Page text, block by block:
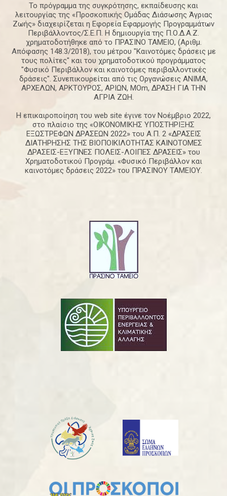
Το πρόγραμμα της συγκρότησης, εκπαίδευσης και
λειτουργίας της «Προσκοπικής Ομάδας Διάσωσης Άγριας
Ζωής» διαχειρίζεται η Εφορεία Εφαρμογής Προγραμμάτων
Περιβάλλοντος/Σ.Ε.Π. Η δημιουργία της Π.Ο.Δ.Α.Ζ.
χρηματοδοτήθηκε από το ΠΡΑΣΙΝΟ ΤΑΜΕΙΟ, (Αριθμ.
Απόφασης 148.3/2018), του μέτρου "Καινοτόμες δράσεις με
τους πολίτες" και του χρηματοδοτικού προγράμματος
"Φυσικό Περιβάλλον και καινοτόμες περιβαλλοντικές
δράσεις". Συνεπικουρείται από τις Οργανώσεις ΑΝΙΜΑ,
ΑΡΧΕΛΩΝ, ΑΡΚΤΟΥΡΟΣ, ΑΡΙΩΝ, ΜΟm, ΔΡΑΣΗ ΓΙΑ ΤΗΝ
ΑΓΡΙΑ ΖΩΗ.
Η επικαιροποίηση του web site έγινε τον Νοέμβριο 2022,
στο πλαίσιο της «ΟΙΚΟΝΟΜΙΚΗΣ ΥΠΟΣΤΗΡΙΞΗΣ
ΕΞΩΣΤΡΕΦΩΝ ΔΡΑΣΕΩΝ 2022» του Α.Π. 2 «ΔΡΑΣΕΙΣ
ΔΙΑΤΗΡΗΣΗΣ ΤΗΣ ΒΙΟΠΟΙΚΙΛΟΤΗΤΑΣ ΚΑΙΝΟΤΟΜΕΣ
ΔΡΑΣΕΙΣ-ΕΞΥΠΝΕΣ ΠΟΛΕΙΣ-ΛΟΙΠΕΣ ΔΡΑΣΕΙΣ» του
Χρηματοδοτικού Προγράμ. «Φυσικό Περιβάλλον και
καινοτόμες δράσεις 2022» του ΠΡΑΣΙΝΟΥ ΤΑΜΕΙΟΥ.